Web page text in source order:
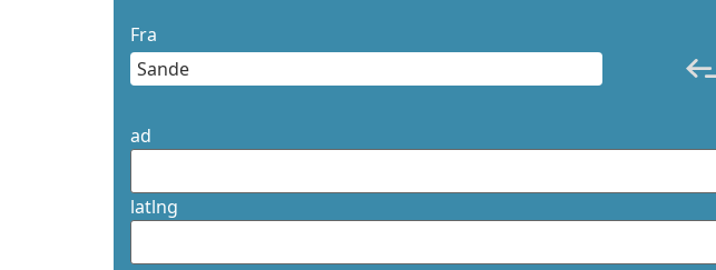
Fra
ad
latlng